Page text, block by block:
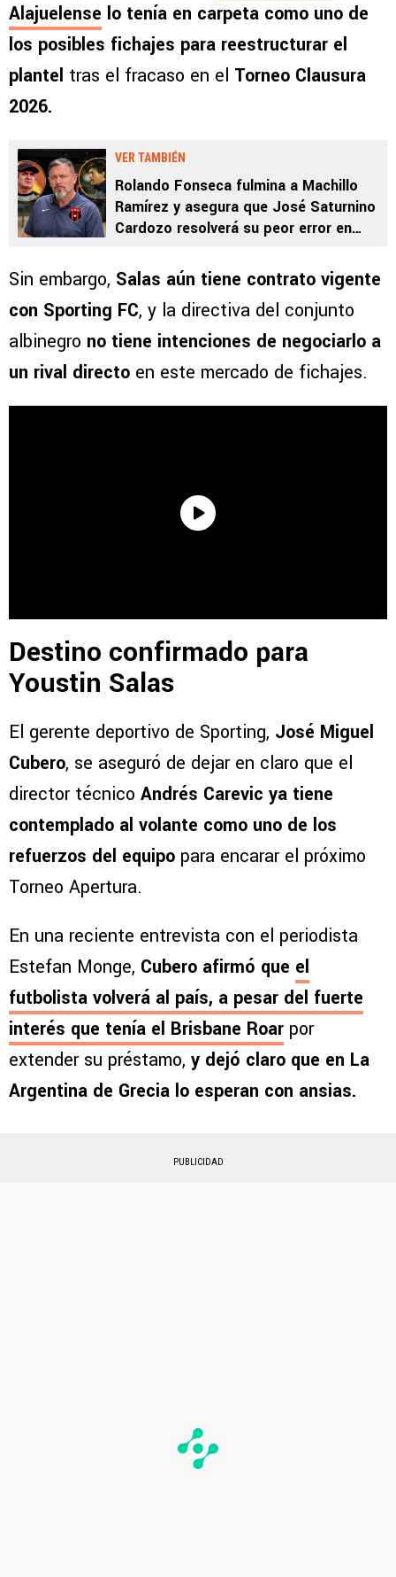
Alajuelense lo tenía en carpeta como uno de
los posibles fichajes para reestructurar el
plantel tras el fracaso en el Torneo Clausura
2026.
VER TAMBIÉN
Rolando Fonseca fulmina a Machillo
Ramírez y asegura que José Saturnino
Cardozo resolverá su peor error en
Sin embargo, Salas aún tiene contrato vigente
con Sporting FC, y la directiva del conjunto
albinegro no tiene intenciones de negociarlo a
un rival directo en este mercado de fichajes.
Destino confirmado para
Youstin Salas
El gerente deportivo de Sporting, José Miguel
Cubero, se aseguró de dejar en claro que el
director técnico Andrés Carevic ya tiene
contemplado al volante como uno de los
refuerzos del equipo para encarar el próximo
Torneo Apertura.
En una reciente entrevista con el periodista
Estefan Monge, Cubero afirmó que el
futbolista volverá al país, a pesar del fuerte
interés que tenía el Brisbane Roar por
extender su préstamo, y dejó claro que en La
Argentina de Grecia lo esperan con ansias.
PUBLICIDAD